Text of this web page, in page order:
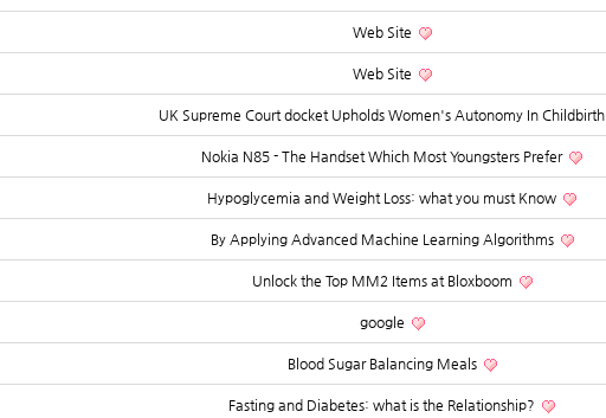
Web Site
Web Site
UK Supreme Court docket Upholds Women's Autonomy In Childbirth
Nokia N85 - The Handset Which Most Youngsters Prefer
Hypoglycemia and Weight Loss: what you must Know
By Applying Advanced Machine Learning Algorithms
Unlock the Top MM2 Items at Bloxboom
google
Blood Sugar Balancing Meals
Fasting and Diabetes: what is the Relationship?